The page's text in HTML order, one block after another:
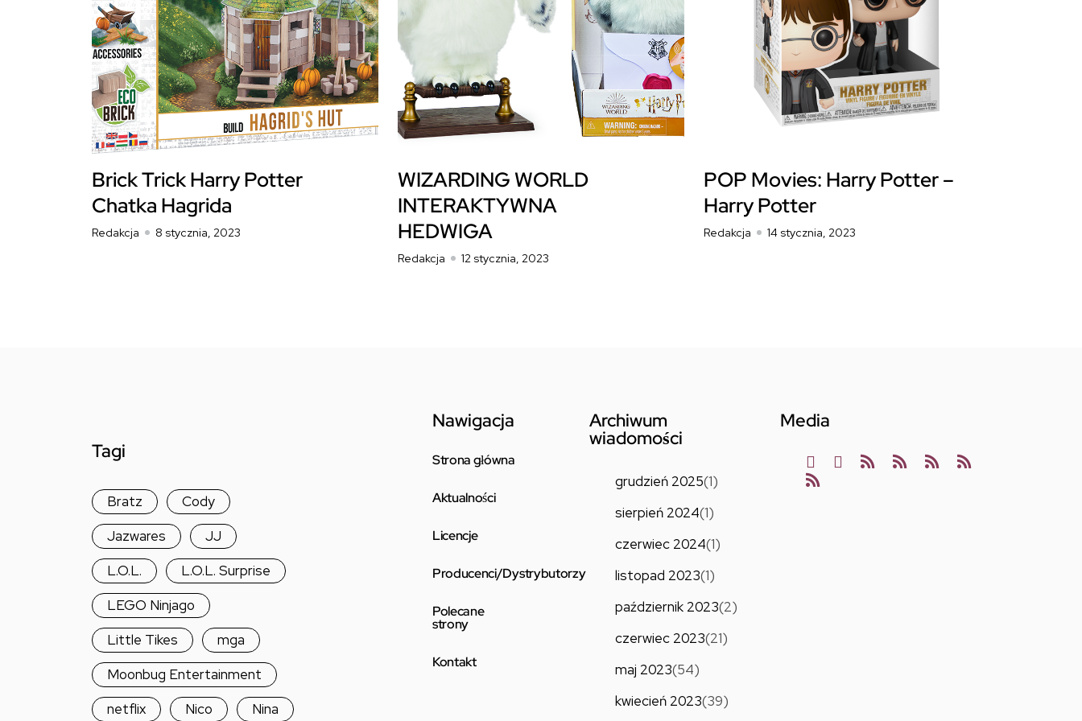
Brick Trick Harry Potter
Chatka Hagrida
Redakcja 8 stycznia, 2023
WIZARDING WORLD
INTERAKTYWNA
HEDWIGA
Redakcja 12 stycznia, 2023
POP Movies: Harry Potter –
Harry Potter
Redakcja 14 stycznia, 2023
Tagi
Bratz
Cody
Jazwares
JJ
L.O.L.
L.O.L. Surprise
LEGO Ninjago
Little Tikes
mga
Moonbug Entertainment
netflix
Nico Nina
Nawigacja
Strona główna
Aktualności
Licencje
Producenci/Dystrybutorzy
Polecane
strony
Kontakt
Archiwum
wiadomości
grudzień 2025(1)
sierpień 2024(1)
czerwiec 2024(1)
listopad 2023(1)
październik 2023(2)
czerwiec 2023(21)
maj 2023(54)
kwiecień 2023(39)
Media